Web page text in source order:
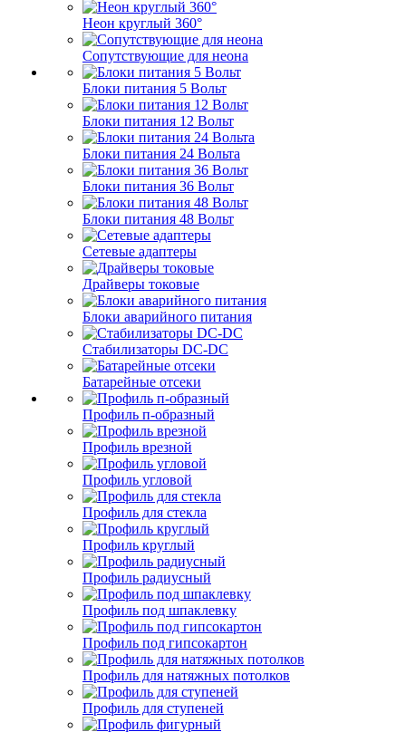
Неон круглый 360°
Сопутствующие для неона
Блоки питания 5 Вольт
Блоки питания 12 Вольт
Блоки питания 24 Вольта
Блоки питания 36 Вольт
Блоки питания 48 Вольт
Сетевые адаптеры
Драйверы токовые
Блоки аварийного питания
Стабилизаторы DC-DC
Батарейные отсеки
Профиль п-образный
Профиль врезной
Профиль угловой
Профиль для стекла
Профиль круглый
Профиль радиусный
Профиль под шпаклевку
Профиль под гипсокартон
Профиль для натяжных потолков
Профиль для ступеней